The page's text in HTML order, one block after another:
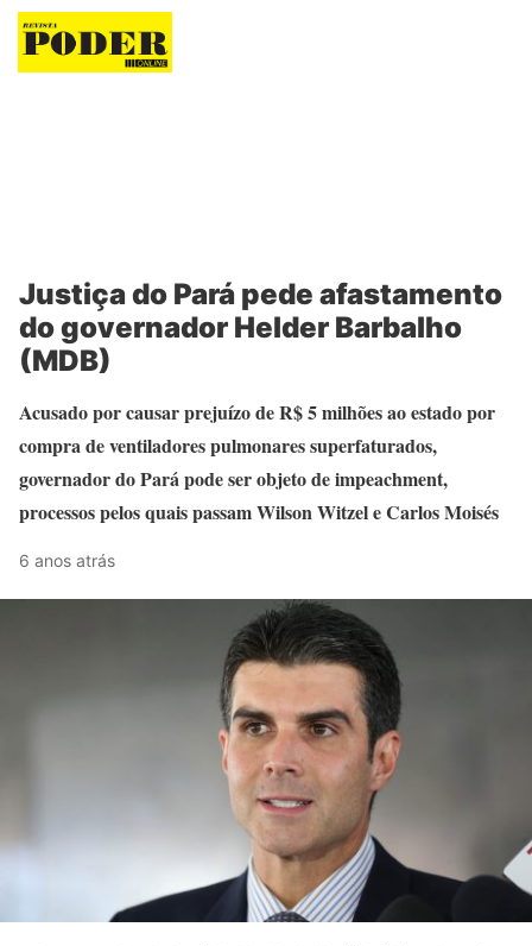
Revista Poder
Justiça do Pará pede afastamento
do governador Helder Barbalho
(MDB)
Acusado por causar prejuízo de R$ 5 milhões ao estado por
compra de ventiladores pulmonares superfaturados,
governador do Pará pode ser objeto de impeachment,
processos pelos quais passam Wilson Witzel e Carlos Moisés
6 anos atrás